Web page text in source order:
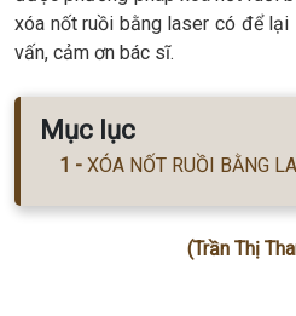
xóa nốt ruồi bằng laser có để
vấn, cảm ơn bác sĩ.
Mục lục
XÓA NỐT RUỒI BẰNG
(Trần Thị